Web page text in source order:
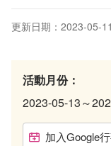
更新日期：2023-05-11
活動月份：
2023-05-13～
加入Google